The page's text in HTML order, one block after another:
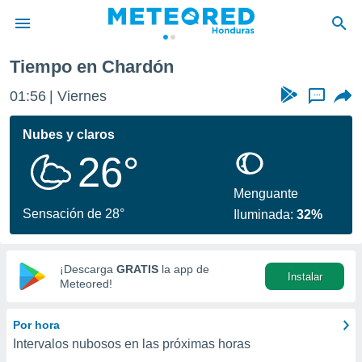
de
ha sido
calidad.
a este
las
y
digital
basada
Tiempo en Chardón
01:56 Viernes ...
Nubes y claros
26°
Sensación de 28°
Menguante
Iluminada:32%
¡Descarga GRATIS la app de
Meteored!
Instalar
Por hora
Intervalos nubosos en las próximas horas